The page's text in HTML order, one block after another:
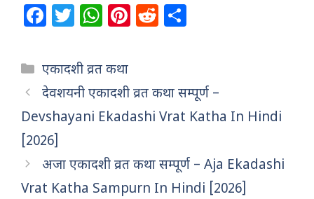
F
c
e
b
o
o
k
T
itt
e
r
W
at
s
A
p
p
Pi
re
st
R
di
t
e
Categories
एकादशी व्रत कथा
देवशयनी एकादशी व्रत कथा सम्पूर्ण –
Devshayani Ekadashi Vrat Katha In Hindi
[2026]
अजा एकादशी व्रत कथा सम्पूर्ण – Aja Ekadashi
Vrat Katha Sampurn In Hindi [2026]